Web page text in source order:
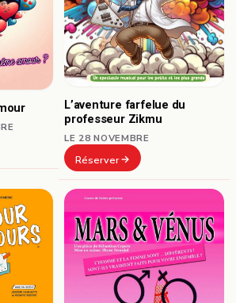
L’aventure farfelue du
professeur Zikmu
LE 28 NOVEMBRE
Réserver